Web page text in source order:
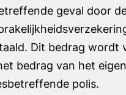
geval door
Dit bedrag wordt
bedrag van het
polis.